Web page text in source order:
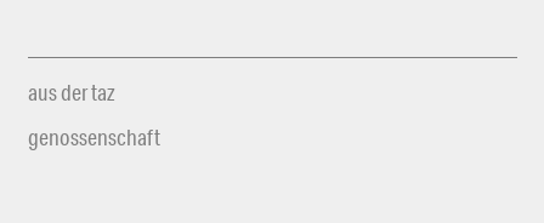
aus der taz
genossenschaft